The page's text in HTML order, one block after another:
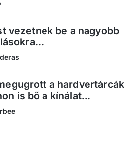
vezetnek be a nagyobb
a hardvertárcák
is bő a kínálat...